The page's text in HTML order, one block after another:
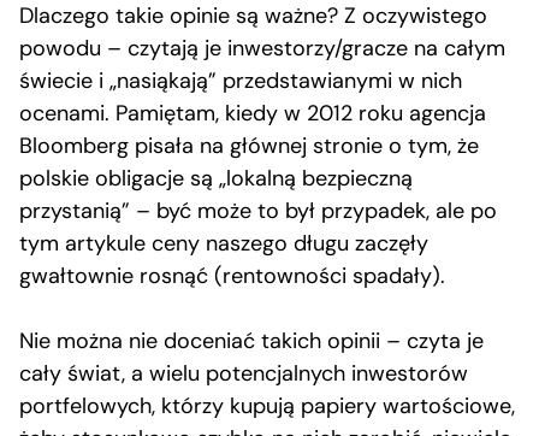
Dlaczego takie opinie są ważne? Z oczywistego
powodu – czytają je inwestorzy/gracze na całym
świecie i „nasiąkają” przedstawianymi w nich
ocenami. Pamiętam, kiedy w 2012 roku agencja
Bloomberg pisała na głównej stronie o tym, że
polskie obligacje są „lokalną bezpieczną
przystanią” – być może to był przypadek, ale po
tym artykule ceny naszego długu zaczęły
gwałtownie rosnąć (rentowności spadały).
Nie można nie doceniać takich opinii – czyta je
cały świat, a wielu potencjalnych inwestorów
portfelowych, którzy kupują papiery wartościowe,